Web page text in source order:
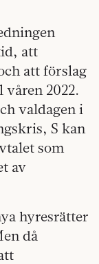
att
att förslag
2022.
valdagen i
S kan
som
av
hyresrätter
då